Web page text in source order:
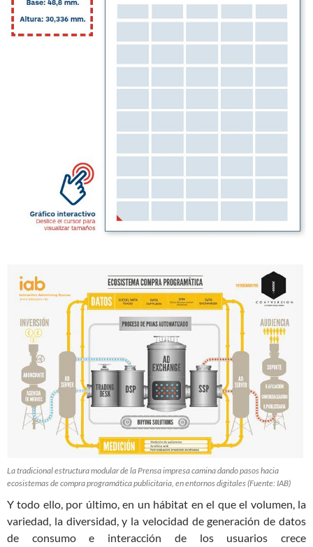
La tradicional estructura modular de la Prensa impresa camina dando pasos hacia
ecosistemas de compra programática publicitaria, en entornos digitales (Fuente: IAB)
Y todo ello, por último, en un hábitat en el que el volumen, la
variedad, la diversidad, y la velocidad de generación de datos
de consumo e interacción de los usuarios crece